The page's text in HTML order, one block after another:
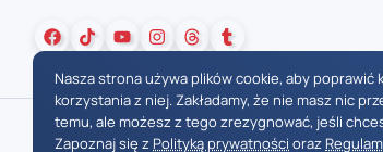
Nasza strona używa plików cookie, aby poprawić
korzystania z niej. Zakładamy, że nie masz nic
temu, ale możesz z tego zrezygnować, jeśli
Zapoznaj się z Polityką prywatności oraz